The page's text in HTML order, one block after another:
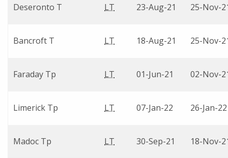
Deseronto T LT 23-Aug-21 25-Nov-
Bancroft T LT 18-Aug-21 25-Nov-
Faraday Tp LT 01-Jun-21 02-Nov-
Limerick Tp LT 07-Jan-22 26-Jan-22
Madoc Tp LT 30-Sep-21 18-Nov-